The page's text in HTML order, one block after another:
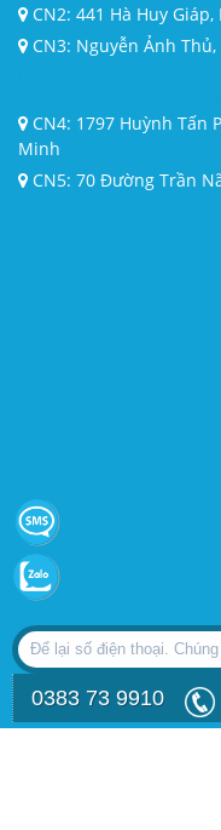
CN2: 441 Hà Huy
CN3: Nguyễn Ảnh
cường lực từ 5ly đến
CN4: 1797 Huỳnh Tấn
Minh
CN5: 70 Đường Trần
0383 73 9910